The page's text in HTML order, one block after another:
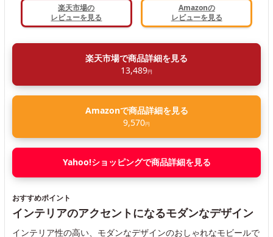
楽天市場の
レビューを見る
Amazonの
レビューを見る
楽天市場で商品詳細を見る
13,489円
Amazonで商品詳細を見る
9,570円
Yahoo!ショッピングで商品詳細を見る
おすすめポイント
インテリアのアクセントになるモダンなデザイン
インテリア性の高い、モダンなデザインのおしゃれなモビールで